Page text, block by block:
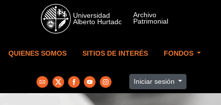
Skip to main content
QUIENES SOMOS SITIOS DE INTERÉS FONDOS
Iniciar sesión